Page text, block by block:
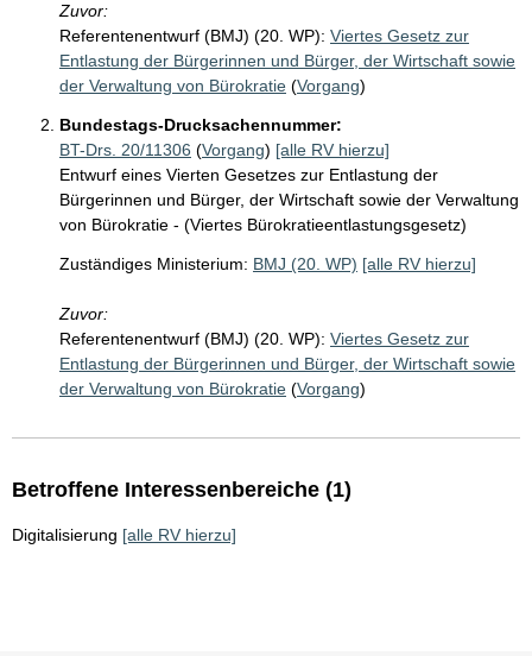
Zuvor:
Referentenentwurf (BMJ) (20. WP): Viertes Gesetz zur
Entlastung der Bürgerinnen und Bürger, der Wirtschaft sowie
der Verwaltung von Bürokratie (Vorgang)
Bundestags-Drucksachennummer:
BT-Drs. 20/11306 (Vorgang) [alle RV hierzu]
Entwurf eines Vierten Gesetzes zur Entlastung der
Bürgerinnen und Bürger, der Wirtschaft sowie der Verwaltung
von Bürokratie - (Viertes Bürokratieentlastungsgesetz)
Zuständiges Ministerium: BMJ (20. WP) [alle RV hierzu]
Zuvor:
Referentenentwurf (BMJ) (20. WP): Viertes Gesetz zur
Entlastung der Bürgerinnen und Bürger, der Wirtschaft sowie
der Verwaltung von Bürokratie (Vorgang)
Betroffene Interessenbereiche (1)
Digitalisierung [alle RV hierzu]